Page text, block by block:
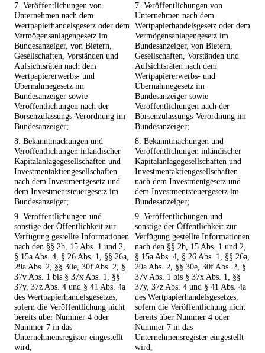
7. Veröffentlichungen von
Unternehmen nach dem
Wertpapierhandelsgesetz oder dem
Vermögensanlagengesetz im
Bundesanzeiger, von Bietern,
Gesellschaften, Vorständen und
Aufsichtsräten nach dem
Wertpapiererwerbs- und
Übernahmegesetz im
Bundesanzeiger sowie
Veröffentlichungen nach der
Börsenzulassungs-Verordnung im
Bundesanzeiger;
7. Veröffentlichungen von
Unternehmen nach dem
Wertpapierhandelsgesetz oder dem
Vermögensanlagengesetz im
Bundesanzeiger, von Bietern,
Gesellschaften, Vorständen und
Aufsichtsräten nach dem
Wertpapiererwerbs- und
Übernahmegesetz im
Bundesanzeiger sowie
Veröffentlichungen nach der
Börsenzulassungs-Verordnung im
Bundesanzeiger;
8. Bekanntmachungen und
Veröffentlichungen inländischer
Kapitalanlagegesellschaften und
Investmentaktiengesellschaften
nach dem Investmentgesetz und
dem Investmentsteuergesetz im
Bundesanzeiger;
8. Bekanntmachungen und
Veröffentlichungen inländischer
Kapitalanlagegesellschaften und
Investmentaktiengesellschaften
nach dem Investmentgesetz und
dem Investmentsteuergesetz im
Bundesanzeiger;
9. Veröffentlichungen und
sonstige der Öffentlichkeit zur
Verfügung gestellte Informationen
nach den §§ 2b, 15 Abs. 1 und 2,
§ 15a Abs. 4, § 26 Abs. 1, §§ 26a,
29a Abs. 2, §§ 30e, 30f Abs. 2, §
37v Abs. 1 bis § 37x Abs. 1, §§
37y, 37z Abs. 4 und § 41 Abs. 4a
des Wertpapierhandelsgesetzes,
sofern die Veröffentlichung nicht
bereits über Nummer 4 oder
Nummer 7 in das
Unternehmensregister eingestellt
wird,
9. Veröffentlichungen und
sonstige der Öffentlichkeit zur
Verfügung gestellte Informationen
nach den §§ 2b, 15 Abs. 1 und 2,
§ 15a Abs. 4, § 26 Abs. 1, §§ 26a,
29a Abs. 2, §§ 30e, 30f Abs. 2, §
37v Abs. 1 bis § 37x Abs. 1, §§
37y, 37z Abs. 4 und § 41 Abs. 4a
des Wertpapierhandelsgesetzes,
sofern die Veröffentlichung nicht
bereits über Nummer 4 oder
Nummer 7 in das
Unternehmensregister eingestellt
wird,